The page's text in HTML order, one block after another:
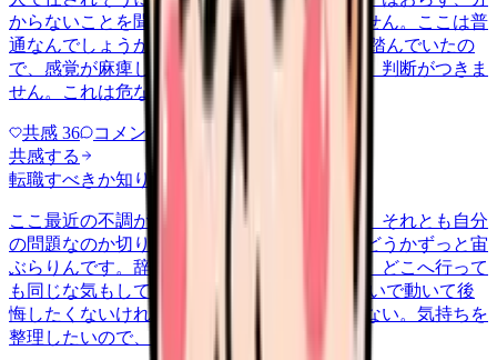
からないことを聞ける相手も日によっていません。ここは普
通なんでしょうか。 前の職場はもっと段階を踏んでいたの
で、感覚が麻痺しているのか自分が甘いのか、判断がつきま
せん。これは危ない環境なのか…
共感 36 コメント
共感する
転職すべきか知りたい
2026/6/26
ここ最近の不調が、職場の環境のせいなのか、それとも自分
の問題なのか切り分けられず、転職すべきかどうかずっと宙
ぶらりんです。辞めれば楽になる気もするし、どこへ行って
も同じな気もして、決め手がありません。 勢いで動いて後
悔したくないけれど、このまま留まる根拠もない。気持ちを
整理したいので、判断材料の集…